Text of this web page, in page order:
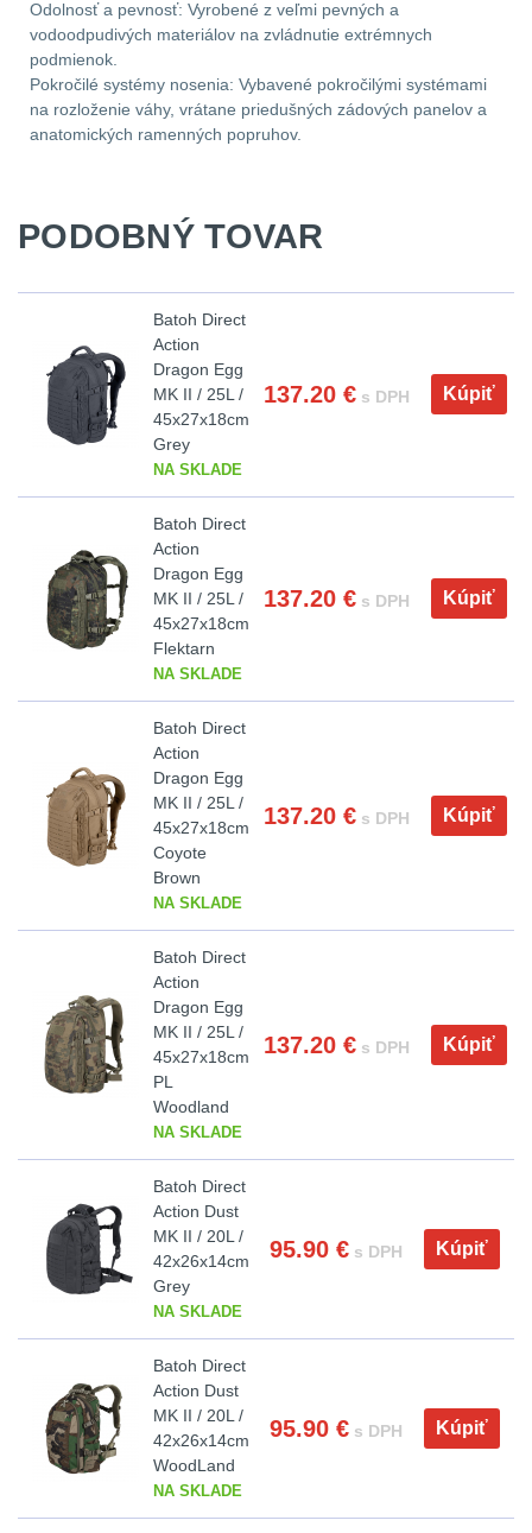
.44 .4511
.357 .38 (9mm)
19118
Náradie a nástroje k
AK47
.227
.223 (5.56mm)8
.243 .260 (6.5mm)
.270 .280 (7mm)7
.30 .308 (7.62mm)
11
12GA, 20GA 10
.40 .41
19116
AR10
Popruhy a poutka40
(145)
Kolimátory 53
Zvětšovací moduly
Na vzduchovku 15
Na kuše
Odolnosť a pevnosť: Vyrobené z veľmi pevných a
vodoodpudivých materiálov na zvládnutie extrémnych
podmienok.
Pokročilé systémy nosenia: Vybavené pokročilými systémami
na rozloženie váhy, vrátane priedušných zádových panelov a
anatomických ramenných popruhov.
PODOBNÝ TOVAR
Batoh Direct
Action
Dragon Egg
MK II / 25L /
45x27x18cm
Grey
NA SKLADE
137.20 € s DPH Kúpiť
Batoh Direct
Action
Dragon Egg
MK II / 25L /
45x27x18cm
Flektarn
NA SKLADE
137.20 € s DPH Kúpiť
Batoh Direct
Action
Dragon Egg
MK II / 25L /
45x27x18cm
Coyote
Brown
NA SKLADE
137.20 € s DPH Kúpiť
Batoh Direct
Action
Dragon Egg
MK II / 25L /
45x27x18cm
PL
Woodland
NA SKLADE
137.20 € s DPH Kúpiť
Batoh Direct
Action Dust
MK II / 20L /
42x26x14cm
Grey
NA SKLADE
95.90 € s DPH Kúpiť
Batoh Direct
Action Dust
MK II / 20L /
42x26x14cm
WoodLand
NA SKLADE
95.90 € s DPH Kúpiť